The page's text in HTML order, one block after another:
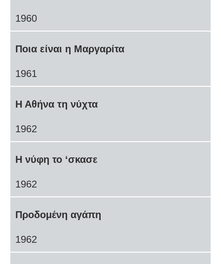
1960
Ποια είναι η Μαργαρίτα
1961
Η Αθήνα τη νύχτα
1962
Η νύφη το ‘σκασε
1962
Προδομένη αγάπη
1962